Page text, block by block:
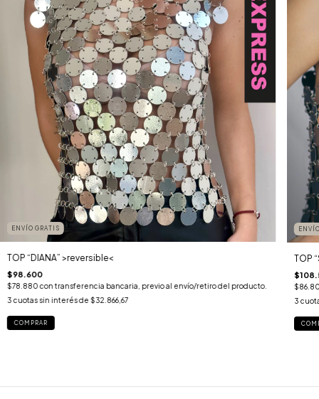
ENVÍO GRATIS
TOP “DIANA” >reversible<
$98.600
$78.880con transferencia bancaria, previo al envío/retiro del producto.
3 cuotas sin interés de $32.866,67
COMPRAR
TOP
3